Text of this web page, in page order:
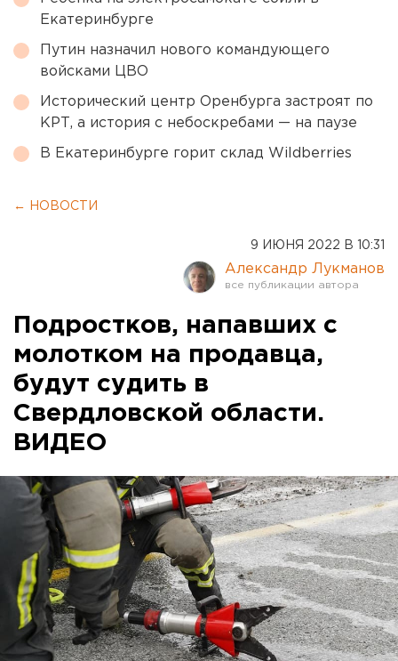
Екатеринбурге
Путин назначил нового командующего
войсками ЦВО
Исторический центр Оренбурга застроят по
КРТ, а история с небоскребами — на паузе
В Екатеринбурге горит склад Wildberries
← НОВОСТИ
9 ИЮНЯ 2022 В 10:31
Александр Лукманов
Подростков, напавших с
молотком на продавца,
будут судить в
Свердловской области.
ВИДЕО